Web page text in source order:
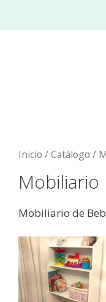
Inicio /Catálogo /
Mobiliario
Mobiliario de